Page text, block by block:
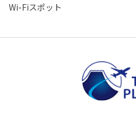
Wi-Fiスポット